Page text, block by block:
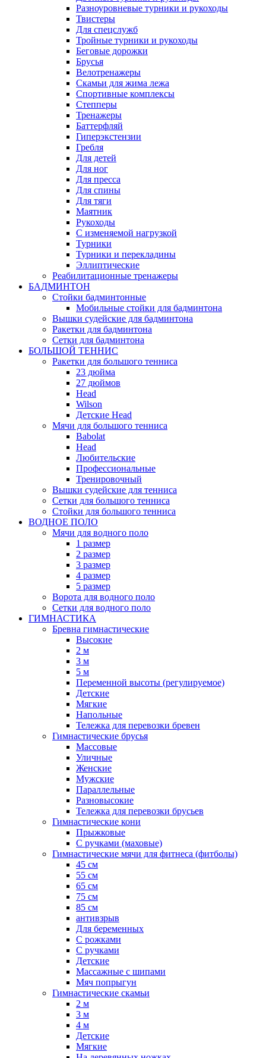
Разноуровневые турники и рукоходы
Твистеры
Для спецслужб
Тройные турники и рукоходы
Беговые дорожки
Брусья
Велотренажеры
Скамьи для жима лежа
Спортивные комплексы
Степперы
Тренажеры
Баттерфляй
Гиперэкстензии
Гребля
Для детей
Для ног
Для пресса
Для спины
Для тяги
Маятник
Рукоходы
С изменяемой нагрузкой
Турники
Турники и перекладины
Эллиптические
Реабилитационные тренажеры
БАДМИНТОН
Стойки бадминтонные
Мобильные стойки для бадминтона
Вышки судейские для бадминтона
Ракетки для бадминтона
Сетки для бадминтона
БОЛЬШОЙ ТЕННИС
Ракетки для большого тенниса
23 дюйма
27 дюймов
Head
Wilson
Детские Head
Мячи для большого тенниса
Babolat
Head
Любительские
Профессиональные
Тренировочный
Вышки судейские для тенниса
Сетки для большого тенниса
Стойки для большого тенниса
ВОДНОЕ ПОЛО
Мячи для водного поло
1 размер
2 размер
3 размер
4 размер
5 размер
Ворота для водного поло
Сетки для водного поло
ГИМНАСТИКА
Бревна гимнастические
Высокие
2 м
3 м
5 м
Переменной высоты (регулируемое)
Детские
Мягкие
Напольные
Тележка для перевозки бревен
Гимнастические брусья
Массовые
Уличные
Женские
Мужские
Параллельные
Разновысокие
Тележка для перевозки брусьев
Гимнастические кони
Прыжковые
С ручками (маховые)
Гимнастические мячи для фитнеса (фитболы)
45 см
55 см
65 см
75 см
85 см
антивзрыв
Для беременных
С рожками
С ручками
Детские
Массажные с шипами
Мяч попрыгун
Гимнастические скамьи
2 м
3 м
4 м
Детские
Мягкие